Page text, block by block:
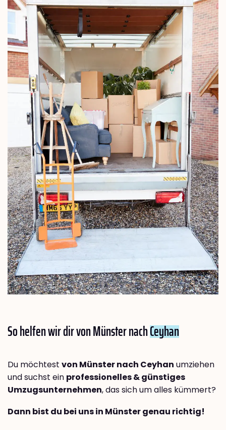
So helfen wir dir von Münster nachCeyhan
Du möchtest von Münster nach Ceyhan umziehen
und suchst ein professionelles & günstiges
Umzugsunternehmen, das sich um alles kümmert?
Dann bist du bei uns in Münster genau richtig!